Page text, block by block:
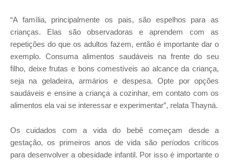
“A família, principalmente os pais, são espelhos para as
crianças. Elas são observadoras e aprendem com as
repetições do que os adultos fazem, então é importante dar o
exemplo. Consuma alimentos saudáveis na frente do seu
filho, deixe frutas e bons comestíveis ao alcance da criança,
seja na geladeira, armários e despesa. Opte por opções
saudáveis e ensine a criança a cozinhar, em contato com os
alimentos ela vai se interessar e experimentar”, relata Thayná.
Os cuidados com a vida do bebê começam desde a
gestação, os primeiros anos de vida são períodos críticos
para desenvolver a obesidade infantil. Por isso é importante o